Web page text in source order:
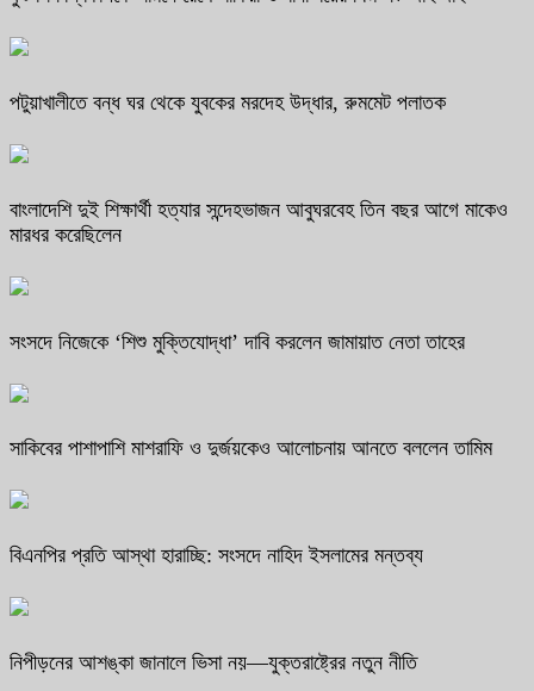
পটুয়াখালীতে বন্ধ ঘর থেকে যুবকের মরদেহ উদ্ধার, রুমমেট পলাতক
বাংলাদেশি দুই শিক্ষার্থী হত্যার সন্দেহভাজন আবুঘরবেহ তিন বছর আগে মাকেও
মারধর করেছিলেন
সংসদে নিজেকে ‘শিশু মুক্তিযোদ্ধা’ দাবি করলেন জামায়াত নেতা তাহের
সাকিবের পাশাপাশি মাশরাফি ও দুর্জয়কেও আলোচনায় আনতে বললেন তামিম
বিএনপির প্রতি আস্থা হারাচ্ছি: সংসদে নাহিদ ইসলামের মন্তব্য
নিপীড়নের আশঙ্কা জানালে ভিসা নয়—যুক্তরাষ্ট্রের নতুন নীতি